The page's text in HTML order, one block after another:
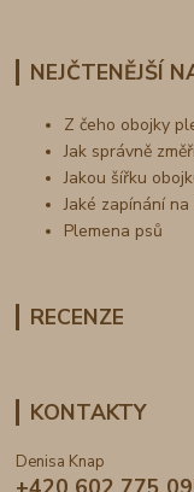
NEJČTENĚJŠÍ
Z čeho obojky
Jak správně
Jakou šířku
Jaké zapínání
Plemena psů
RECENZE
KONTAKTY
Denisa Knap